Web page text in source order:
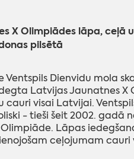
X Olimpiādes lāpa, ceļā
pilsētā
Ventspils Dienvidu mola
Latvijas Jaunatnes X
cauri visai Latvijai.
- tieši šeit 2002. gadā
Lāpas
ceļojumam cauri